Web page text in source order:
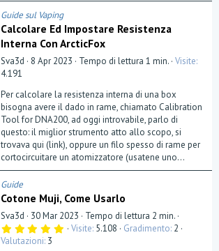
Guide sul Vaping
Calcolare Ed Impostare Resistenza
Interna Con ArcticFox
Sva3d 8 Apr 2023 Tempo di lettura 1 min. Visite
4.191
Per calcolare la resistenza interna di una box
bisogna avere il dado in rame, chiamato Calibration
Tool for DNA200, ad oggi introvabile, parlo di
questo: il miglior strumento atto allo scopo, si
trovava qui (link), oppure un filo spesso di rame per
cortocircuitare un atomizzatore (usatene uno...
Guide
Cotone Muji, Come Usarlo
Sva3d 30 Mar 2023
Tempo di lettura 2 min.
5 Visite 5.108 Gradimento 2
Valutazioni 3